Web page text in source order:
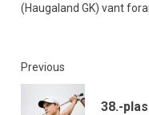
(Haugaland GK) vant
Previous
38.-